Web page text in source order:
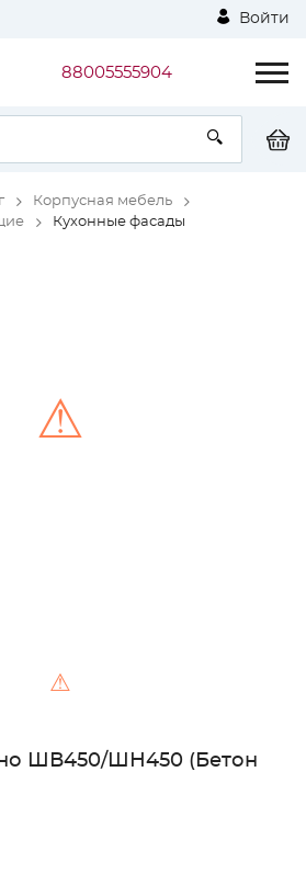
Войти
88005555904
Корпусная мебель
Кухонные фасады
⚠
⚠
ШВ450/ШН450 (Бетон